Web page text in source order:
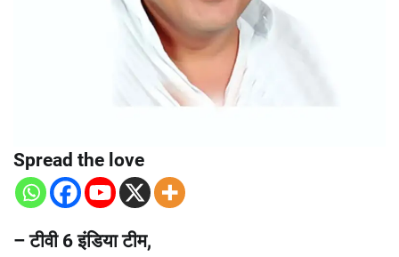
Spread the love
– टीवी 6 इंडिया टीम,